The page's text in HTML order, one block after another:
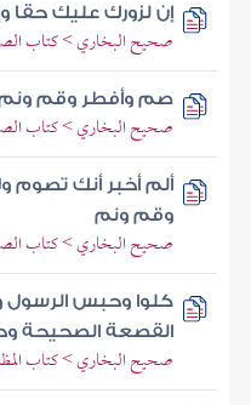
إن لزورك عليك حقا
صحيح البخاري > كتاب
صم وأفطر وقم
صحيح البخاري > كتاب
ألم أخبر أنك تصوم
وقم ونم
صحيح البخاري > كتاب
كلوا وحبس
القصعة الصحيحة
صحيح البخاري > كتاب